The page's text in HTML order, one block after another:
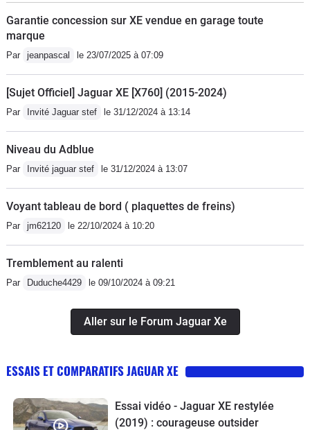
Garantie concession sur XE vendue en garage toute
marque
Par jeanpascal le 23/07/2025 à 07:09
[Sujet Officiel] Jaguar XE [X760] (2015-2024)
Par Invité Jaguar stef le 31/12/2024 à 13:14
Niveau du Adblue
Par Invité jaguar stef le 31/12/2024 à 13:07
Voyant tableau de bord ( plaquettes de freins)
Par jm62120 le 22/10/2024 à 10:20
Tremblement au ralenti
Par Duduche4429 le 09/10/2024 à 09:21
Aller sur le Forum Jaguar Xe
ESSAIS ET COMPARATIFS JAGUAR XE
Essai vidéo - Jaguar XE restylée
(2019) : courageuse outsider